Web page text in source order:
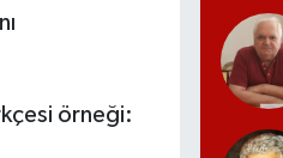
örneği: